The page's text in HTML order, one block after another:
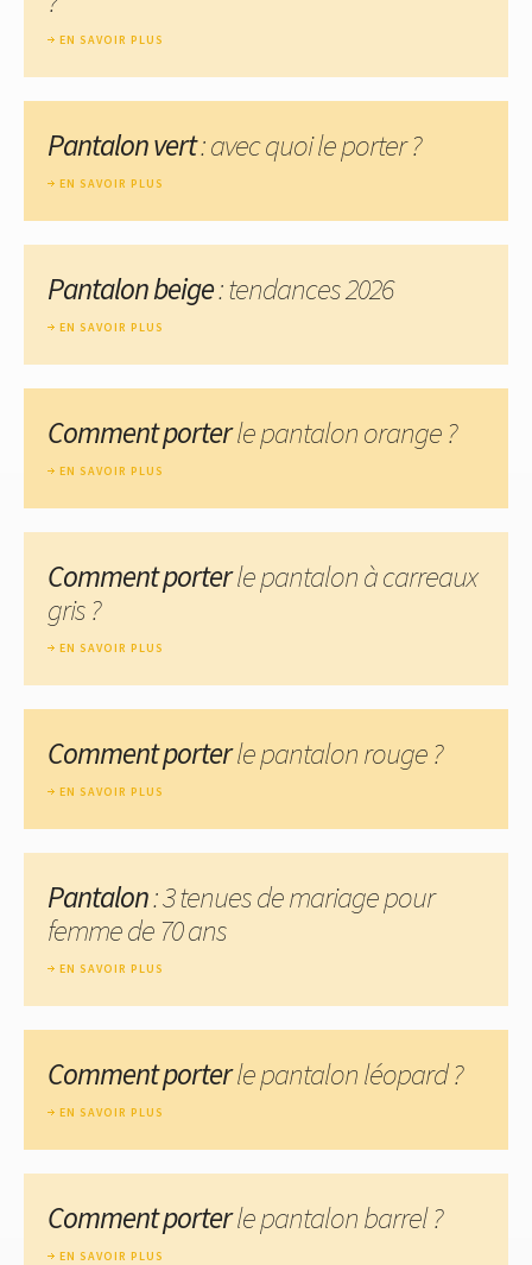
EN SAVOIR PLUS
Pantalon vert: avec quoi le porter ?
EN SAVOIR PLUS
Pantalon beige: tendances 2026
EN SAVOIR PLUS
Comment porterle pantalon orange ?
EN SAVOIR PLUS
Comment porterle pantalon à carreaux
gris ?
EN SAVOIR PLUS
Comment porterle pantalon rouge ?
EN SAVOIR PLUS
Pantalon: 3 tenues de mariage pour
femme de 70 ans
EN SAVOIR PLUS
Comment porterle pantalon léopard ?
EN SAVOIR PLUS
Comment porterle pantalon barrel ?
EN SAVOIR PLUS